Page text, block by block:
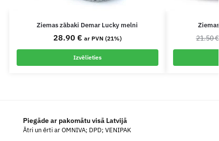
Ziemas zābaki Demar Lucky melni
28.90 € ar PVN (21%)
Izvēlieties
21.50€
Piegāde ar pakomātu visā Latvijā
Ātri un ērti ar OMNIVA; DPD; VENIPAK